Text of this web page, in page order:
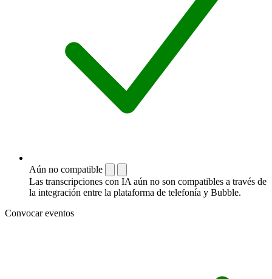
Aún no compatible
Las transcripciones con IA aún no son compatibles a través de
la integración entre la plataforma de telefonía y Bubble.
Convocar eventos